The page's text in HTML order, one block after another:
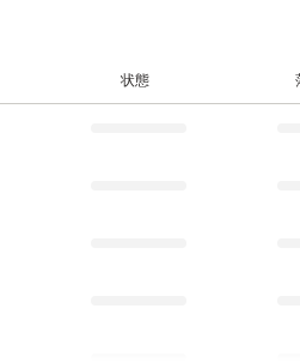
状態